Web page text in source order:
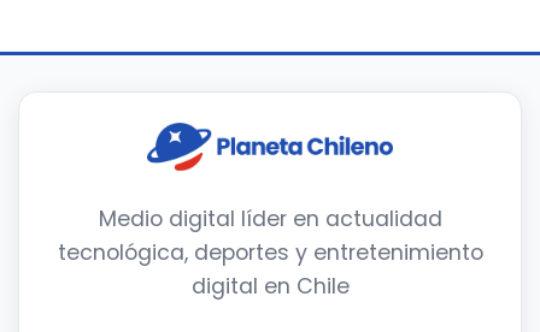
Medio digital líder en actualidad
tecnológica, deportes y entretenimiento
digital en Chile